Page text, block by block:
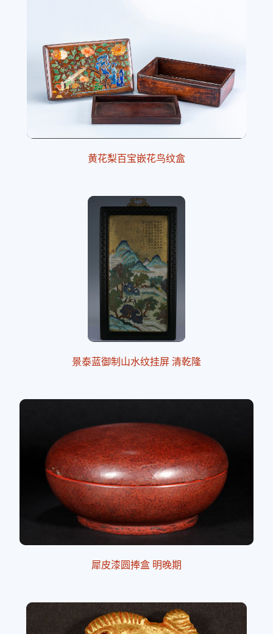
黄花梨百宝嵌花鸟纹盒
景泰蓝御制山水纹挂屏 清乾隆
犀皮漆圆捧盒 明晚期